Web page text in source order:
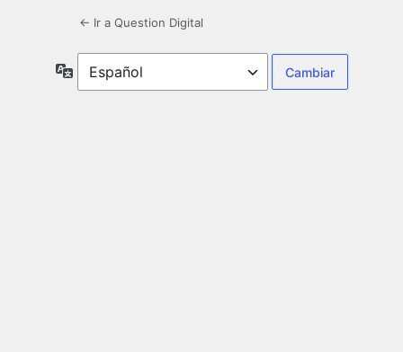
← Ir a Question Digital
Idioma